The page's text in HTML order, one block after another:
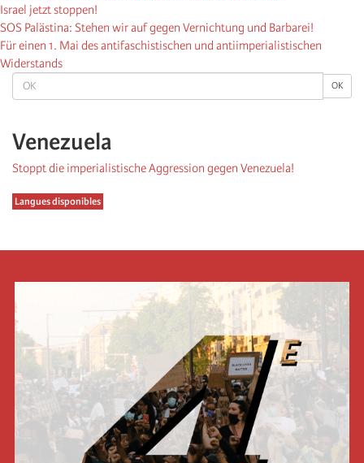
OK OK
Venezuela
Stoppt die imperialistische Aggression gegen Venezuela!
Langues disponibles
Israel jetzt stoppen!
SOS Palästina: Stehen wir auf gegen Vernichtung und Barbarei!
Für einen 1. Mai des antifaschistischen und antiimperialistischen
Widerstands